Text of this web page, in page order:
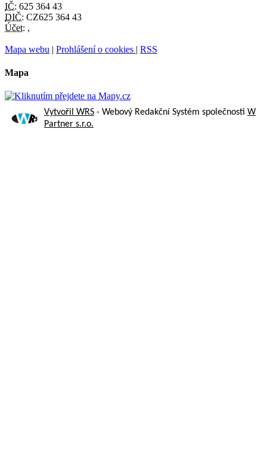
IČ: 625 364 43
DIČ: CZ625 364 43
Účet: ,
Mapa webu | Prohlášení o cookies | RSS
Mapa
Vytvořil WRS - Webový Redakční Systém společnosti W
Partner s.r.o.